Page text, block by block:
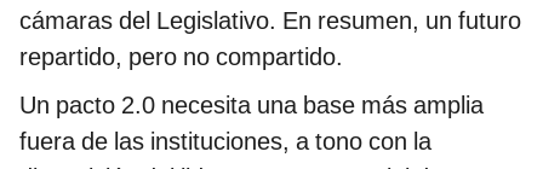
cámaras del Legislativo. En resumen, un futuro
repartido, pero no compartido.
Un pacto 2.0 necesita una base más amplia
fuera de las instituciones, a tono con la